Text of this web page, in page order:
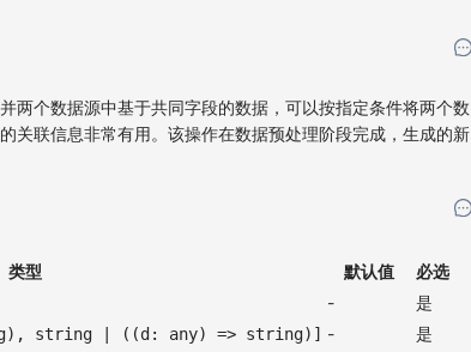
两个数据源中基于共同字段的数据，可以按指定条件将两个数
关联信息非常有用。该操作在数据预处理阶段完成，生成的新
类型 默认值 必选
- 是
string | ((d: any) => string)] - 是